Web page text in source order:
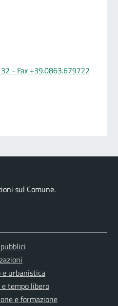
- Fax +39.0863.679722
sul Comune.
e urbanistica
tempo libero
e formazione